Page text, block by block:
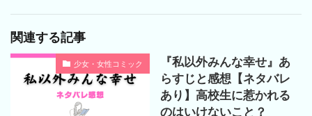
関連する記事
少女・女性コミック
『私以外みんな幸せ』あ
らすじと感想【ネタバレ
あり】高校生に惹かれる
のはいけないこと？